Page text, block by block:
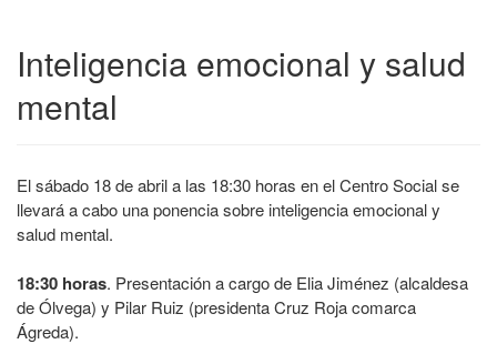
Inteligencia emocional y salud
mental
El sábado 18 de abril a las 18:30 horas en el Centro Social se
llevará a cabo una ponencia sobre inteligencia emocional y
salud mental.
18:30 horas. Presentación a cargo de Elia Jiménez (alcaldesa
de Ólvega) y Pilar Ruiz (presidenta Cruz Roja comarca
Ágreda).